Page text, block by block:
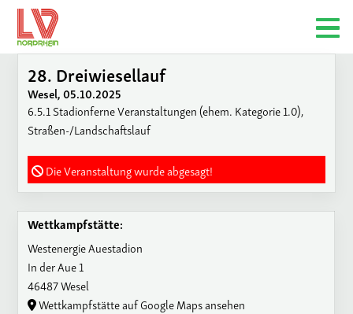
28. Dreiwiesellauf
Wesel, 05.10.2025
6.5.1 Stadionferne Veranstaltungen (ehem. Kategorie 1.0),
Straßen-/Landschaftslauf
Die Veranstaltung wurde abgesagt!
Wettkampfstätte:
Westenergie Auestadion
In der Aue 1
46487 Wesel
Wettkampfstätte auf Google Maps ansehen